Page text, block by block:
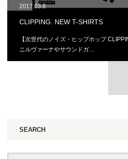
2017.03.6
CLIPPING. NEW T-SHIRTS
【次世代のノイズ・ヒップホップ
ニルヴァーナやサウンドガ…
SEARCH